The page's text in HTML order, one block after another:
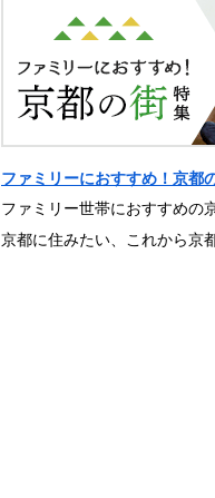
ファミリーにおすすめ！京都
ファミリー世帯におすすめの
京都に住みたい、これから京